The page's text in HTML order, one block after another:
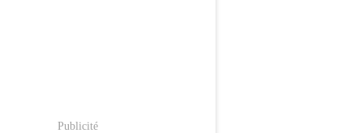
Publicité